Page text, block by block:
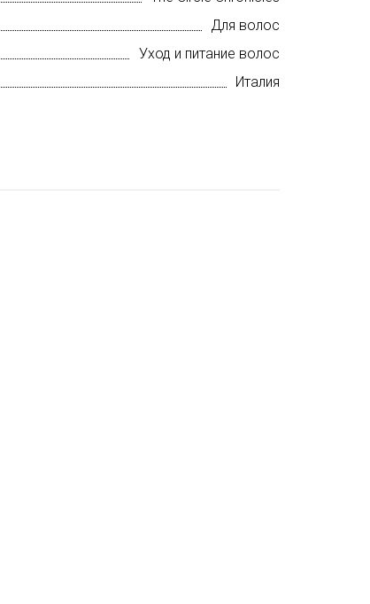
Для волос
Уход и питание волос
Италия